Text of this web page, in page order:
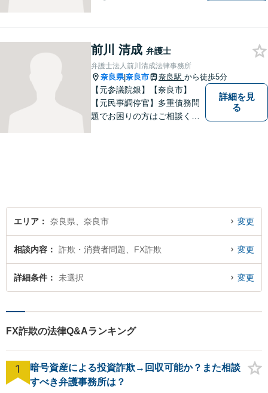
無料相談をご利用ください。
【Zoom相談可】
前川 清成 弁護士
弁護士法人前川清成法律事務所
奈良県|奈良市 奈良駅 から徒歩5分
【元参議院銀】【奈良市】
【元民事調停官】多重債務問
題でお困りの方はご相談くだ
詳細を見
る
エリア 奈良県、奈良市 変更
相談内容 詐欺・消費者問題、FX詐欺 変更
詳細条件 未選択 変更
FX詐欺の法律Q&Aランキング
1
暗号資産による投資詐欺→回収可能か？また相談
すべき弁護事務所は？